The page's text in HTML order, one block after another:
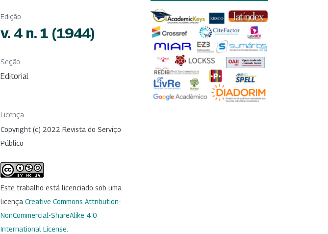
Edição
v. 4 n. 1 (1944)
Seção
Editorial
Licença
Copyright (c) 2022 Revista do Serviço
Público
Este trabalho está licenciado sob uma
licença Creative Commons Attribution-
NonCommercial-ShareAlike 4.0
International License